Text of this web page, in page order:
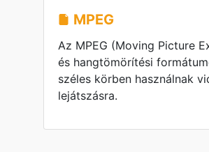
MPEG
Az MPEG (Moving Picture
és hangtömörítési
széles körben használnak
lejátszásra.